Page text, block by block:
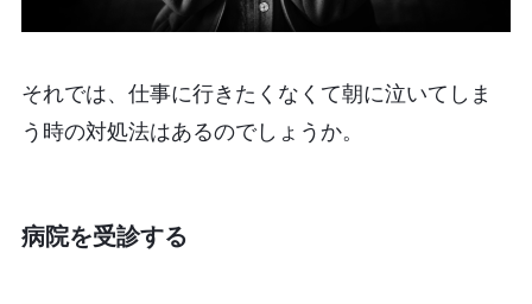
それでは、仕事に行きたくなくて朝に泣いてしま
う時の対処法はあるのでしょうか。
病院を受診する